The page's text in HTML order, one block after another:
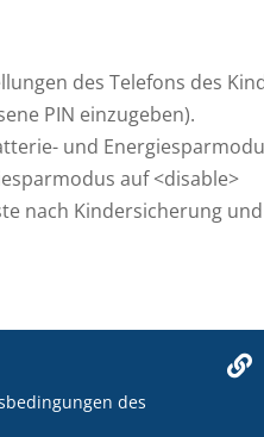
des Telefons des
PIN einzugeben).
und
auf <disable>
nach Kindersicherung
des
